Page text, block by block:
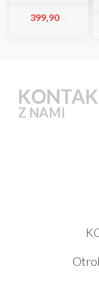
399,90
Z NAMI